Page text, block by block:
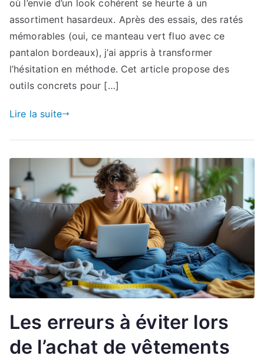
où l’envie d’un look cohérent se heurte à un
assortiment hasardeux. Après des essais, des ratés
mémorables (oui, ce manteau vert fluo avec ce
pantalon bordeaux), j’ai appris à transformer
l’hésitation en méthode. Cet article propose des
outils concrets pour […]
Lire la suite
Les erreurs à éviter lors
de l’achat de vêtements